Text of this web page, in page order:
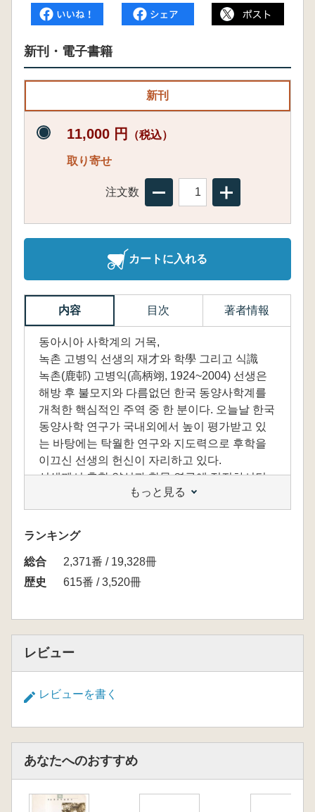
新刊・電子書籍
新刊
11,000 円 （税込）
取り寄せ
注文数
カートに入れる
内容 目次 著者情報
동아시아 사학계의 거목,
녹촌 고병익 선생의 재才와 학學 그리고 식識
녹촌(鹿邨) 고병익(高柄翊, 1924~2004) 선생은
해방 후 불모지와 다름없던 한국 동양사학계를
개척한 핵심적인 주역 중 한 분이다. 오늘날 한국
동양사학 연구가 국내외에서 높이 평가받고 있
는 바탕에는 탁월한 연구와 지도력으로 후학을
이끄신 선생의 헌신이 자리하고 있다.
선생께서 후학 양성과 학문 연구에 정진하시던
시절에는 ‘한국사가 빠진 동아시아’를 연구 대상
으로 삼는 것이 한국 동양사학계의 일반적인 풍
토였다. 그러나 선생은 ‘한국사를 포함한 동아시
아사’를 고집했고, 베트남사도 이 안에 포함시켰
다. 선생은 이 지역을 관통하는 역사 전통의 기조
를 유교문화로 상정하고, 이 유교 전통의 실체를
했고, 특히 역대 주요 사서(史書) 및 역사 이론서
상호인식과 문물의 교류 및 수용을 광범위하게
의 문제를 해결하고 나아가 바람직한 동아시아
과 궁극적인 지향점이 고스란히 담겨 있었다.
󰡔고병익 사학논집: 동아시아의 전통과 현대󰡕(전
5권)는 선생의 방대한 저작 가운데 80편의 옥고
もっと見る
ランキング
総合
2,371番 / 19,328冊
歴史
615番 / 3,520冊
レビュー
レビューを書く
あなたへのおすすめ